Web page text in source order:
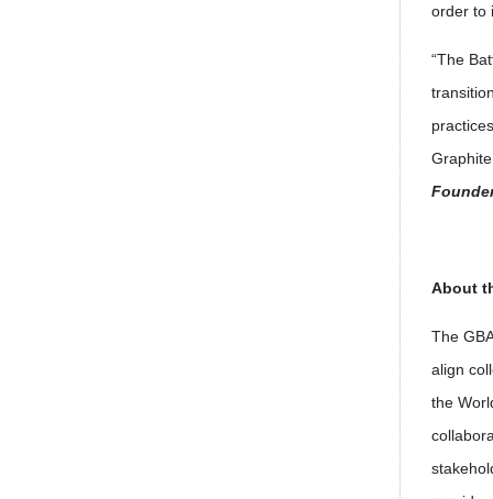
order to
“The
About
The
align
the